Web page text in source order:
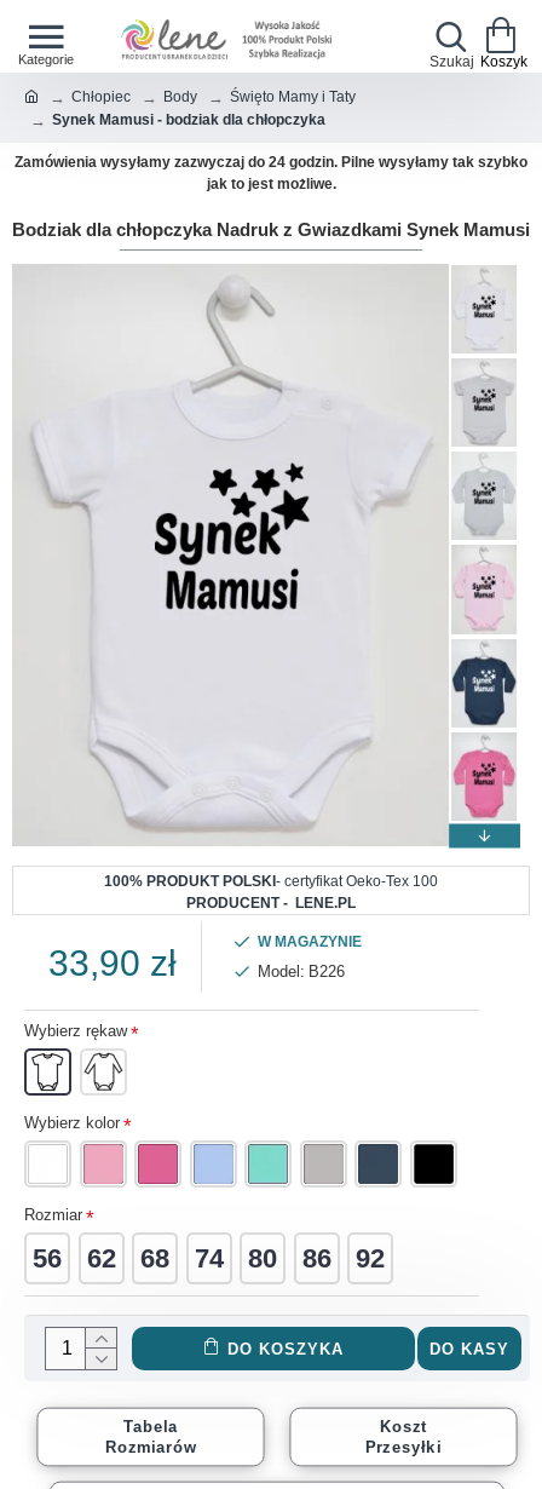
Chłopiec Body
Święto Mamy i Taty
Synek Mamusi - bodziak dla chłopczyka
Zamówienia wysyłamy zazwyczaj do 24 godzin. Pilne wysyłamy tak szybko
jak to jest możliwe.
Bodziak dla chłopczyka Nadruk z Gwiazdkami Synek Mamusi
100% PRODUKT POLSKI - certyfikat Oeko-Tex 100
PRODUCENT - LENE.PL
33,90 zł
W MAGAZYNIE
Model: B226
Wybierz rękaw
Wybierz kolor
Rozmiar
56 62 68 74 80 86 92
DO KOSZYKA DO KASY
Tabela
Rozmiarów
Koszt
Przesyłki